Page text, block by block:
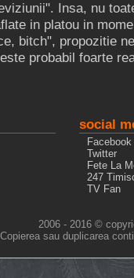
Insa, nu
in platou in
bitch", propozitie
probabil foarte
social
Facebook
Twitter
Fete La
247
TV Fan
2006 - 2016 ©
Copierea sau duplicarea